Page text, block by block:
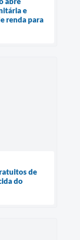
e
renda para
de
do